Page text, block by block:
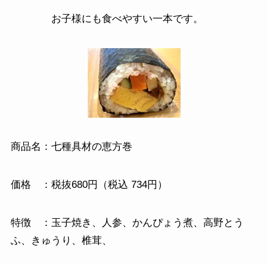
お子様にも食べやすい一本です。
商品名：七種具材の恵方巻
価格 ：税抜680円（税込 734円）
特徴 ：玉子焼き、人参、かんぴょう煮、高野とう
ふ、きゅうり、椎茸、